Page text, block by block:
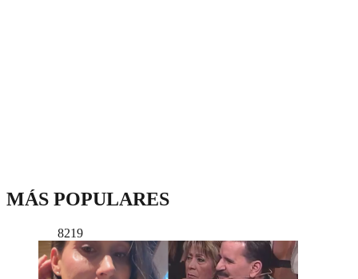
MÁS POPULARES
8219